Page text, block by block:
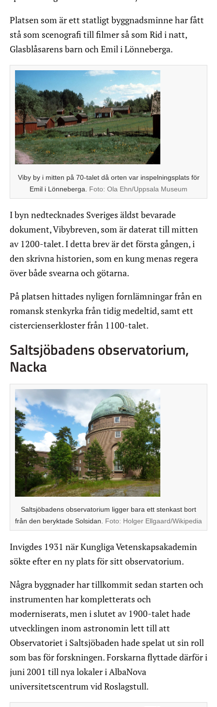
Platsen som är ett statligt byggnadsminne har fått
stå som scenografi till filmer så som Rid i natt,
Glasblåsarens barn och Emil i Lönneberga.
Viby by i mitten på 70-talet då orten var inspelningsplats för
Emil i Lönneberga. Foto: Ola Ehn/Uppsala Museum
I byn nedtecknades Sveriges äldst bevarade
dokument, Vibybreven, som är daterat till mitten
av 1200-talet. I detta brev är det första gången, i
den skrivna historien, som en kung menas regera
över både svearna och götarna.
På platsen hittades nyligen fornlämningar från en
romansk stenkyrka från tidig medeltid, samt ett
cistercienserkloster från 1100-talet.
Saltsjöbadens observatorium,
Nacka
Saltsjöbadens observatorium ligger bara ett stenkast bort
från den beryktade Solsidan. Foto: Holger Ellgaard/Wikipedia
Invigdes 1931 när Kungliga Vetenskapsakademin
sökte efter en ny plats för sitt observatorium.
Några byggnader har tillkommit sedan starten och
instrumenten har kompletterats och
moderniserats, men i slutet av 1900-talet hade
utvecklingen inom astronomin lett till att
Observatoriet i Saltsjöbaden hade spelat ut sin roll
som bas för forskningen. Forskarna flyttade därför i
juni 2001 till nya lokaler i AlbaNova
universitetscentrum vid Roslagstull.